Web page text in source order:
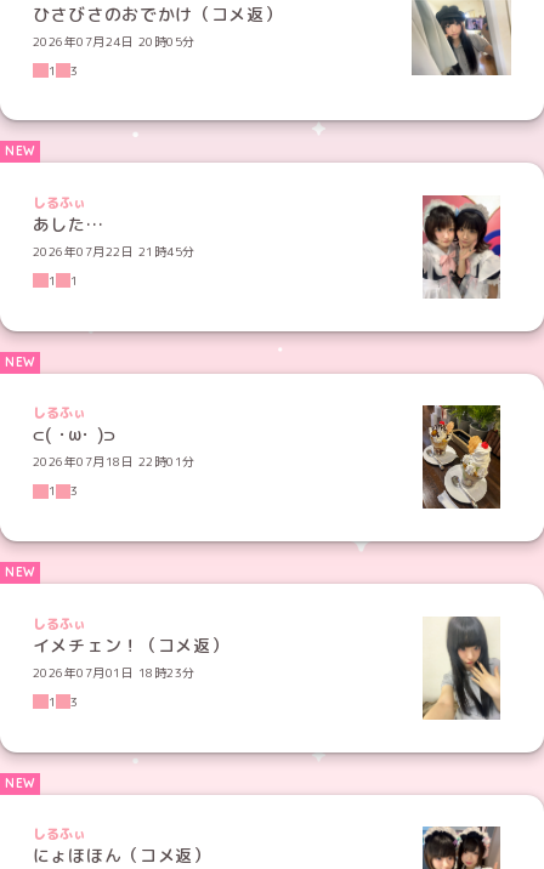
ひさびさのおでかけ（コメ返）
2026年07月24日 20時05分
1
3
しるふぃ
あした…
2026年07月22日 21時45分
1
1
しるふぃ
⊂( ･ω･ )⊃
2026年07月18日 22時01分
1
3
しるふぃ
イメチェン！（コメ返）
2026年07月01日 18時23分
1
3
しるふぃ
にょほほん（コメ返）